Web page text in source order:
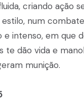
criando ação
num combate
e intenso, em que
te dão vida e
munição.